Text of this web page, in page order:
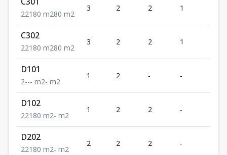
221 80 m280 m2
3 2 2 1
C302
221 80 m280 m2
3 2 2 1
D101
2--- m2- m2
1 2 - -
D102
221 80 m2- m2
1 2 2 -
D202
221 80 m2- m2
2 2 2 -